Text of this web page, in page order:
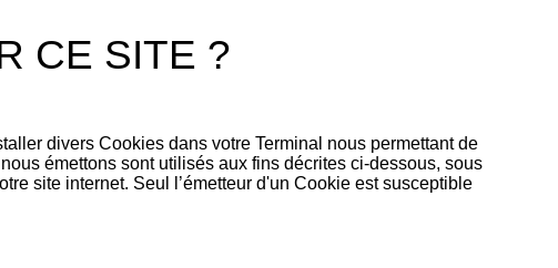
CE SITE ?
divers Cookies dans votre Terminal nous permettant de
émettons sont utilisés aux fins décrites ci-dessous, sous
site internet. Seul l’émetteur d'un Cookie est susceptible